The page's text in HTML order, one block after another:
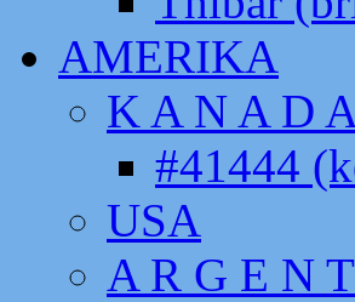
AMERIKA
K A N A D
#41444
USA
A R G E N